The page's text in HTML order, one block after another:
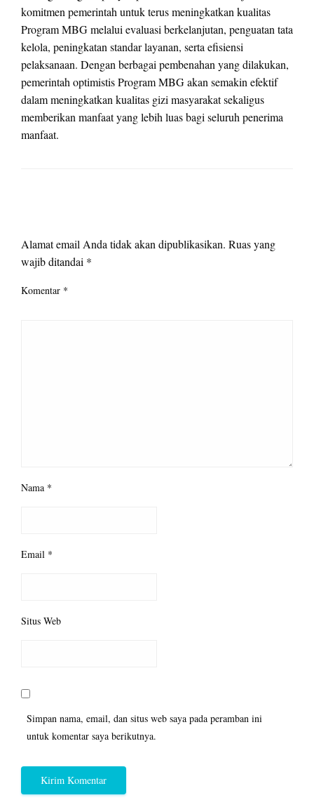
komitmen pemerintah untuk terus meningkatkan kualitas
Program MBG melalui evaluasi berkelanjutan, penguatan tata
kelola, peningkatan standar layanan, serta efisiensi
pelaksanaan. Dengan berbagai pembenahan yang dilakukan,
pemerintah optimistis Program MBG akan semakin efektif
dalam meningkatkan kualitas gizi masyarakat sekaligus
memberikan manfaat yang lebih luas bagi seluruh penerima
manfaat.
Alamat email Anda tidak akan dipublikasikan. Ruas yang
wajib ditandai *
Komentar *
Nama *
Email *
Situs Web
Simpan nama, email, dan situs web saya pada peramban ini
untuk komentar saya berikutnya.